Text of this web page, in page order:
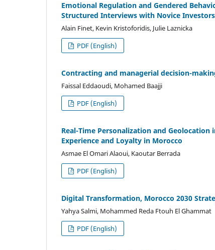
Emotional Regulation and Gendered
Structured Interviews with Novice Investors
Alain Finet, Kevin Kristoforidis, Julie Laznicka
PDF (English)
Contracting and managerial decision-
Faissal Eddaoudi, Mohamed Baajji
PDF (English)
Real-Time Personalization and
Experience and Loyalty in Morocco
Asmae El Omari Alaoui, Kaoutar Berrada
PDF (English)
Digital Transformation, Morocco 2030
Yahya Salmi, Mohammed Reda Ftouh El Ghammat
PDF (English)